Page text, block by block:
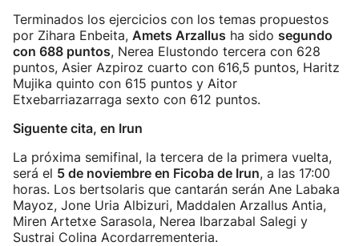
Terminados los ejercicios con los temas propuestos
por Zihara Enbeita, Amets Arzallus ha sido segundo
con 688 puntos, Nerea Elustondo tercera con 628
puntos, Asier Azpiroz cuarto con 616,5 puntos, Haritz
Mujika quinto con 615 puntos y Aitor
Etxebarriazarraga sexto con 612 puntos.
Siguente cita, en Irun
La próxima semifinal, la tercera de la primera vuelta,
será el 5 de noviembre en Ficoba de Irun, a las 17:00
horas. Los bertsolaris que cantarán serán Ane Labaka
Mayoz, Jone Uria Albizuri, Maddalen Arzallus Antia,
Miren Artetxe Sarasola, Nerea Ibarzabal Salegi y
Sustrai Colina Acordarrementeria.